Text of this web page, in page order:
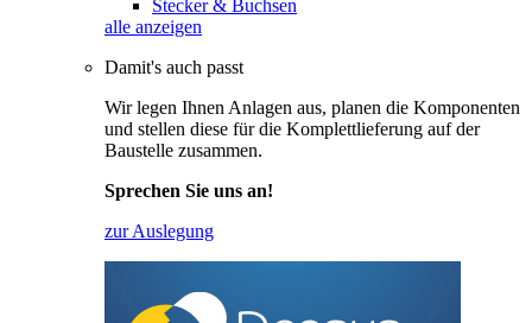
Stecker & Buchsen
alle anzeigen
Damit's auch passt
Wir legen Ihnen Anlagen aus, planen die Komponenten
und stellen diese für die Komplettlieferung auf der
Baustelle zusammen.
Sprechen Sie uns an!
zur Auslegung